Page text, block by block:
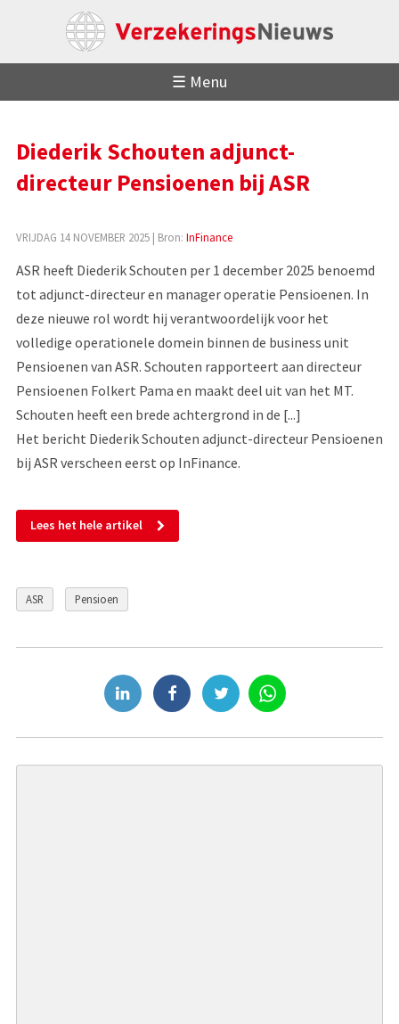
☰ Menu
Diederik Schouten adjunct-
directeur Pensioenen bij ASR
VRIJDAG 14 NOVEMBER 2025| Bron: InFinance
ASR heeft Diederik Schouten per 1 december 2025 benoemd
tot adjunct-directeur en manager operatie Pensioenen. In
deze nieuwe rol wordt hij verantwoordelijk voor het
volledige operationele domein binnen de business unit
Pensioenen van ASR. Schouten rapporteert aan directeur
Pensioenen Folkert Pama en maakt deel uit van het MT.
Schouten heeft een brede achtergrond in de [...]
Het bericht Diederik Schouten adjunct-directeur Pensioenen
bij ASR verscheen eerst op InFinance.
Lees het hele artikel
ASR Pensioen